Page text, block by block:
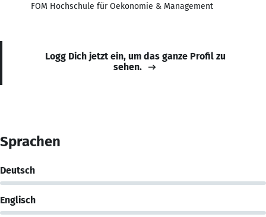
FOM Hochschule für Oekonomie & Management
Logg Dich jetzt ein, um das ganze Profil zu
sehen.
Sprachen
Deutsch
Englisch